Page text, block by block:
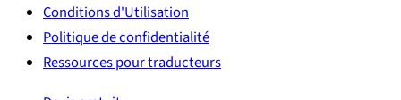
Conditions d'Utilisation
Politique de confidentialité
Ressources pour traducteurs